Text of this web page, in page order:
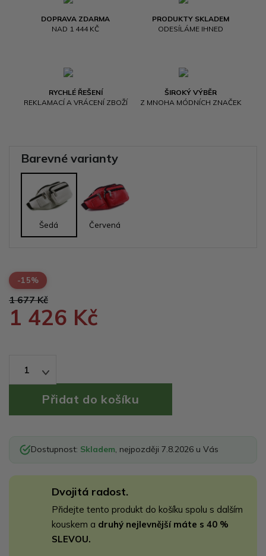
DOPRAVA ZDARMA
NAD 1 444 KČ
PRODUKTY SKLADEM
ODESÍLÁME IHNED
RYCHLÉ ŘEŠENÍ
REKLAMACÍ A VRÁCENÍ ZBOŽÍ
ŠIROKÝ VÝBĚR
Z MNOHA MÓDNÍCH ZNAČEK
Barevné varianty
Šedá Červená
-15%
1 677 Kč
1 426 Kč
1
Dostupnost: Skladem, nejpozději 7.8.2026 u Vás
Dvojitá radost.
Přidejte tento produkt do košíku spolu s dalším
kouskem a druhý nejlevnější máte s 40 %
SLEVOU.